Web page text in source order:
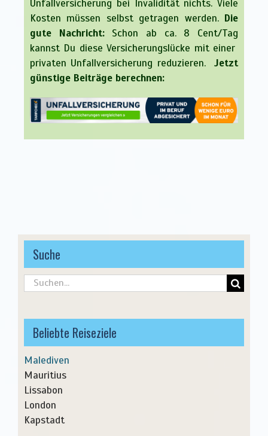
Unfallversicherung bei Invalidität nichts. Viele
Kosten müssen selbst getragen werden. Die
gute Nachricht: Schon ab ca. 8 Cent/Tag
kannst Du diese Versicherungslücke mit einer
privaten Unfallversicherung reduzieren.
Jetzt
günstige Beiträge berechnen:
Suche
Suche
Beliebte Reiseziele
Malediven
Mauritius
Lissabon
London
Kapstadt